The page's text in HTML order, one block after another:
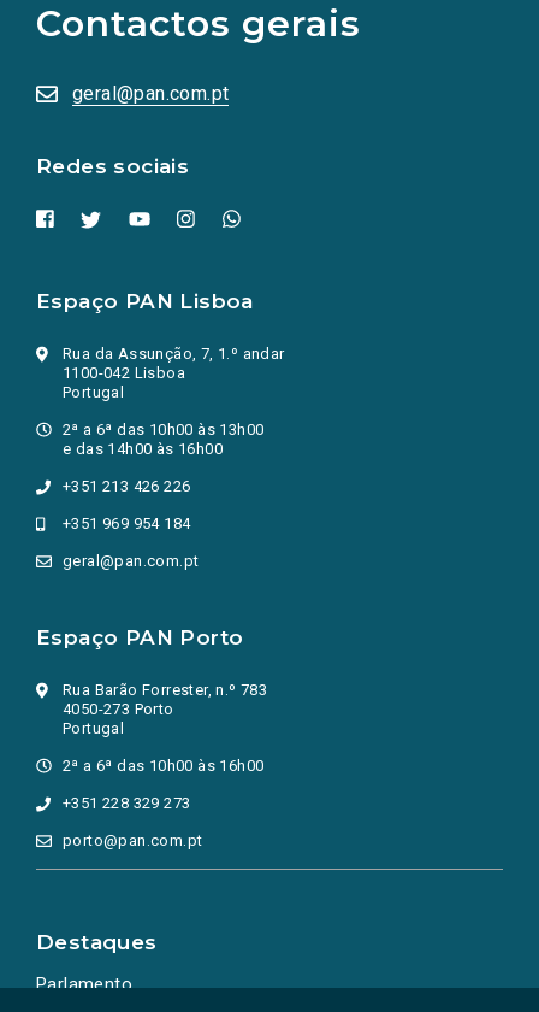
Contactos gerais
geral@pan.com.pt
Redes sociais
redes
sociais
numa
nova
Espaço PAN Lisboa
Rua da Assunção, 7, 1.º andar
1100-042 Lisboa
Portugal
2ª a 6ª das 10h00 às 13h00
e das 14h00 às 16h00
+351 213 426 226
+351 969 954 184
geral@pan.com.pt
Espaço PAN Porto
Rua Barão Forrester, n.º 783
4050-273 Porto
Portugal
2ª a 6ª das 10h00 às 16h00
+351 228 329 273
porto@pan.com.pt
Destaques
Parlamento